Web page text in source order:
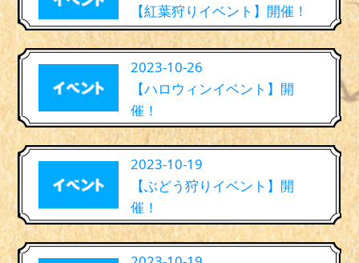
【紅葉狩りイベント】開催！
2023-10-26
【ハロウィンイベント】開
催！
2023-10-19
【ぶどう狩りイベント】開
催！